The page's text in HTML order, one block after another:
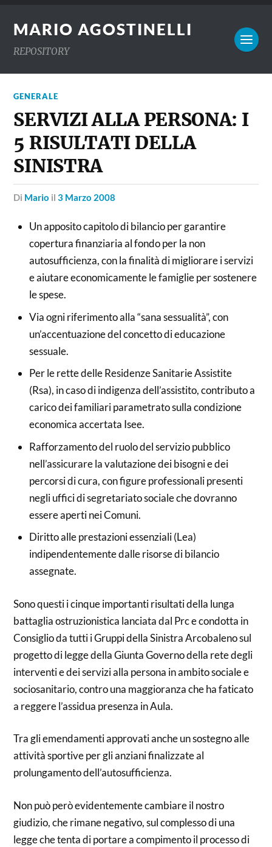
MARIO AGOSTINELLI
REPOSITORY
GENERALE
SERVIZI ALLA PERSONA: I
5 RISULTATI DELLA
SINISTRA
di Mario il3 Marzo 2008
Un apposito capitolo di bilancio per garantire
copertura finanziaria al fondo per la non
autosufficienza, con la finalità di migliorare i servizi
e aiutare economicamente le famiglie per sostenere
le spese.
Via ogni riferimento alla “sana sessualità”, con
un’accentuazione del concetto di educazione
sessuale.
Per le rette delle Residenze Sanitarie Assistite
(Rsa), in caso di indigenza dell’assistito, contributo a
carico dei familiari parametrato sulla condizione
economica accertata Isee.
Rafforzamento del ruolo del servizio pubblico
nell’assicurare la valutazione dei bisogni e dei
percorsi di cura, con figure professionali presenti
negli uffici di segretariato sociale che dovranno
essere aperti nei Comuni.
Diritto alle prestazioni essenziali (Lea)
indipendentemente dalle risorse di bilancio
assegnate.
Sono questi i cinque importanti risultati della lunga
battaglia ostruzionistica lanciata dal Prc e condotta in
Consiglio da tutti i Gruppi della Sinistra Arcobaleno sul
progetto di legge della Giunta Governo della rete degli
interventi e dei servizi alla persona in ambito sociale e
sociosanitario, contro una maggioranza che ha faticato
a reggere l’assidua presenza in Aula.
Tra gli emendamenti approvati anche un sostegno alle
attività sportive per gli anziani finalizzate al
prolungamento dell’autosufficienza.
Non può però evidentemente cambiare il nostro
giudizio, che rimane negativo, sul complesso di una
legge che tenta di portare a compimento il processo di